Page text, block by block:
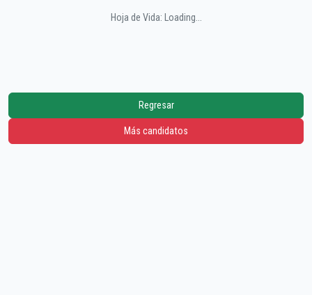
Hoja de Vida: Loading...
Regresar
Más candidatos